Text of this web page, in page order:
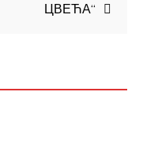
ЦВЕЋА“